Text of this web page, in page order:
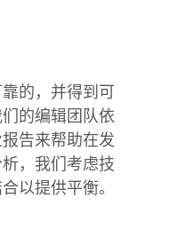
的，并得到可
的编辑团队依
告来帮助在发
，我们考虑技
以提供平衡。